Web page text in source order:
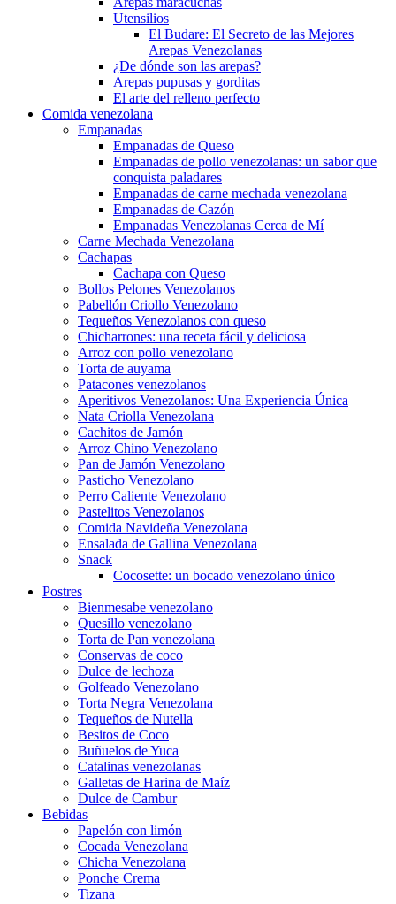
Utensilios
El Budare: El Secreto de las Mejores
Arepas Venezolanas
¿De dónde son las arepas?
Arepas pupusas y gorditas
El arte del relleno perfecto
Comida venezolana
Empanadas
Empanadas de Queso
Empanadas de pollo venezolanas: un sabor que
conquista paladares
Empanadas de carne mechada venezolana
Empanadas de Cazón
Empanadas Venezolanas Cerca de Mí
Carne Mechada Venezolana
Cachapas
Cachapa con Queso
Bollos Pelones Venezolanos
Pabellón Criollo Venezolano
Tequeños Venezolanos con queso
Chicharrones: una receta fácil y deliciosa
Arroz con pollo venezolano
Torta de auyama
Patacones venezolanos
Aperitivos Venezolanos: Una Experiencia Única
Nata Criolla Venezolana
Cachitos de Jamón
Arroz Chino Venezolano
Pan de Jamón Venezolano
Pasticho Venezolano
Perro Caliente Venezolano
Pastelitos Venezolanos
Comida Navideña Venezolana
Ensalada de Gallina Venezolana
Snack
Cocosette: un bocado venezolano único
Postres
Bienmesabe venezolano
Quesillo venezolano
Torta de Pan venezolana
Conservas de coco
Dulce de lechoza
Golfeado Venezolano
Torta Negra Venezolana
Tequeños de Nutella
Besitos de Coco
Buñuelos de Yuca
Catalinas venezolanas
Galletas de Harina de Maíz
Dulce de Cambur
Bebidas
Papelón con limón
Cocada Venezolana
Chicha Venezolana
Ponche Crema
Tizana